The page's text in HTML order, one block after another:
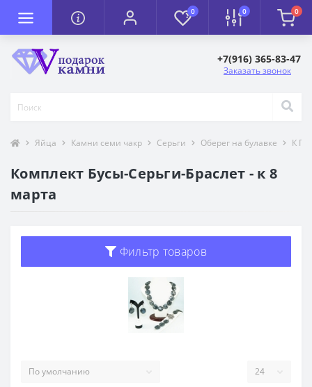
0 0 0
+7(916) 365-83-47
Заказать звонок
Яйца Камни семи чакр Серьги Оберег на булавке К
Комплект Бусы-Серьги-Браслет - к 8
марта
Фильтр товаров